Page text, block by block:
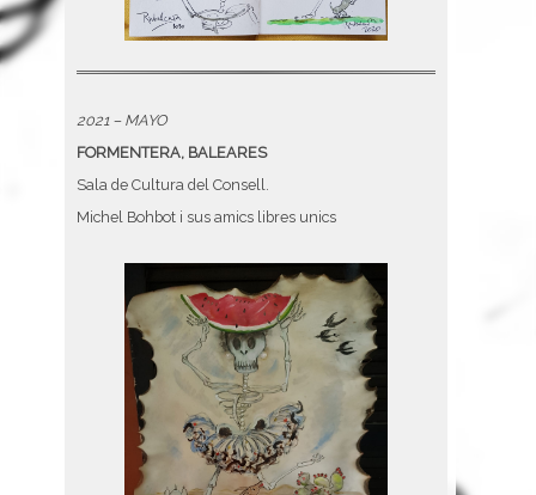
2021 – MAYO
FORMENTERA, BALEARES
Sala de Cultura del Consell.
Michel Bohbot i sus amics libres unics